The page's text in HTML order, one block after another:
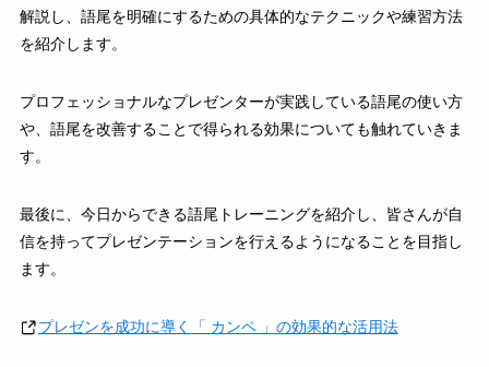
解説し、語尾を明確にするための具体的なテクニックや練習方法
を紹介します。
プロフェッショナルなプレゼンターが実践している語尾の使い方
や、語尾を改善することで得られる効果についても触れていきま
す。
最後に、今日からできる語尾トレーニングを紹介し、皆さんが自
信を持ってプレゼンテーションを行えるようになることを目指し
ます。
プレゼンを成功に導く「 カンペ 」の効果的な活用法